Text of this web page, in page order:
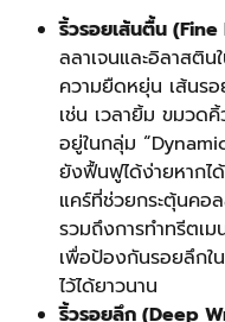
ริ้วรอยเส้นตื้น
ลลาเจนและอิลาสติ
ความยืดหยุ่น เส้นรอ
เช่น เวลายิ้ม ขมวด
อยู่ในกลุ่ม
ยังฟื้นฟูได้ง่ายหากไ
แคร์ที่ช่วยกระตุ้นคอ
รวมถึงการทำทรีตเ
เพื่อป้องกันรอยลึกใ
ไว้ได้ยาวนาน
ริ้วรอยลึก (Deep